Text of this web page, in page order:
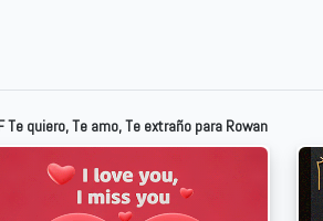
Te quiero, Te amo, Te extraño para Rowan